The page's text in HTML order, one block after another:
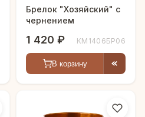
Брелок "Хозяйский" с
чернением
1 420 ₽ КМ1406БР06
В корзину